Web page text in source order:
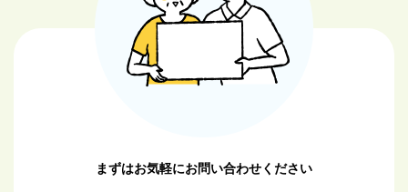
まずはお気軽にお問い合わせください